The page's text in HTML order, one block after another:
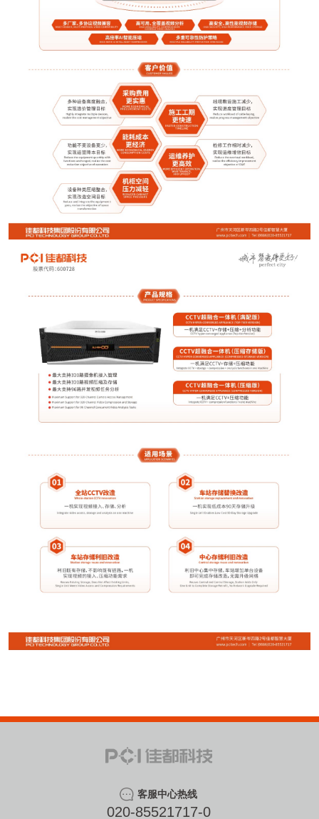
客服中心热线
020-85521717-0